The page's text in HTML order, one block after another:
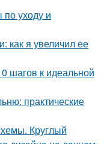
по уходу и
как я увеличил ее
шагов к идеальной
практические
Круглый